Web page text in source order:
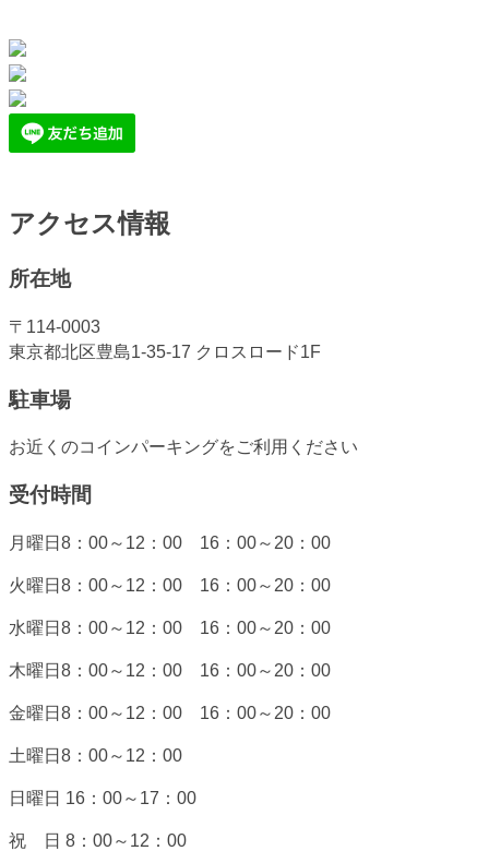
アクセス情報
所在地
〒114-0003
東京都北区豊島1-35-17 クロスロード1F
駐車場
お近くのコインパーキングをご利用ください
受付時間
月曜日8：00～12：00 16：00～20：00
火曜日8：00～12：00 16：00～20：00
水曜日8：00～12：00 16：00～20：00
木曜日8：00～12：00 16：00～20：00
金曜日8：00～12：00 16：00～20：00
土曜日8：00～12：00
日曜日 16：00～17：00
祝 日 8：00～12：00